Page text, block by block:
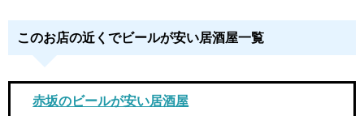
このお店の近くでビールが安い居酒屋一覧
赤坂のビールが安い居酒屋